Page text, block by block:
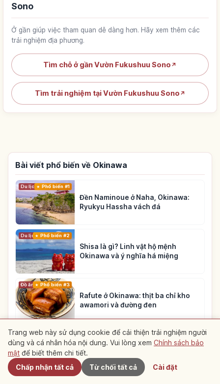
Sono
Ở gần giúp việc tham quan dễ dàng hơn. Hãy xem thêm các
trải nghiệm địa phương.
Tìm chỗ ở gần Vườn Fukushuu Sono ↗
Tìm trải nghiệm tại Vườn Fukushuu Sono ↗
Bài viết phổ biến về Okinawa
Du lịch Phổ biến #1
Đền Naminoue ở Naha, Okinawa:
Ryukyu Hassha vách đá
Du lịch Phổ biến #2
Shisa là gì? Linh vật hộ mệnh
Okinawa và ý nghĩa há miệng
Đồ ăn Phổ biến #3
Rafute ở Okinawa: thịt ba chỉ kho
awamori và đường đen
Xem thêm bài viết về Okinawa→
Tổng hợp lộ trình gợi ý
Gần đây
Trang web này sử dụng cookie để cải thiện trải nghiệm người
dùng và cá nhân hóa nội dung. Vui lòng xem Chính sách bảo
mật để biết thêm chi tiết.
Chấp nhận tất cả
Từ chối tất cả Cài đặt